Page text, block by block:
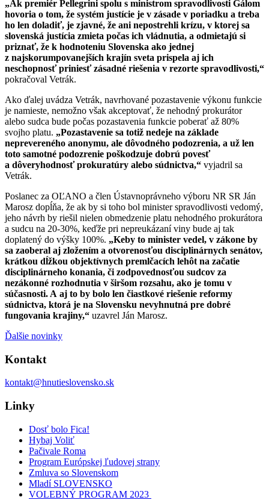
„Ak premiér Pellegrini spolu s ministrom spravodlivosti Gálom
hovoria o tom, že systém justície je v zásade v poriadku a treba
ho len doladiť, je zjavné, že ani nepostrehli krízu, v ktorej sa
slovenská justícia zmieta počas ich vládnutia, a odmietajú si
priznať, že k hodnoteniu Slovenska ako jednej
z najskorumpovanejších krajín sveta prispela aj ich
neschopnosť priniesť zásadné riešenia v rezorte spravodlivosti,“
pokračoval Vetrák.
Ako ďalej uvádza Vetrák, navrhované pozastavenie výkonu funkcie
je namieste, nemožno však akceptovať, že nehodný prokurátor
alebo sudca bude počas pozastavenia funkcie poberať až 80%
svojho platu. „Pozastavenie sa totiž nedeje na základe
neprevereného anonymu, ale dôvodného podozrenia, a už len
toto samotné podozrenie poškodzuje dobrú povesť
a dôveryhodnosť prokuratúry alebo súdnictva,“ vyjadril sa
Vetrák.
Poslanec za OĽANO a člen Ústavnoprávneho výboru NR SR Ján
Marosz dopĺňa, že ak by si toho bol minister spravodlivosti vedomý,
jeho návrh by riešil nielen obmedzenie platu nehodného prokurátora
a sudcu na 20-30%, keďže pri nepreukázaní viny bude aj tak
doplatený do výšky 100%. „Keby to minister vedel, v zákone by
sa zaoberal aj zložením a otvorenosťou disciplinárnych senátov,
krátkou dĺžkou objektívnych premlčacích lehôt na začatie
disciplinárneho konania, či zodpovednosťou sudcov za
nezákonné rozhodnutia v širšom rozsahu, ako je tomu v
súčasnosti. A aj to by bolo len čiastkové riešenie reformy
súdnictva, ktorá je na Slovensku nevyhnutná pre dobré
fungovania krajiny,“ uzavrel Ján Marosz.
Ďalšie novinky
Kontakt
kontakt@hnutieslovensko.sk
Linky
Dosť bolo Fica!
Hybaj Voliť
Pačivale Roma
Program Európskej ľudovej strany
Zmluva so Slovenskom
Mladí SLOVENSKO
VOLEBNÝ PROGRAM 2023